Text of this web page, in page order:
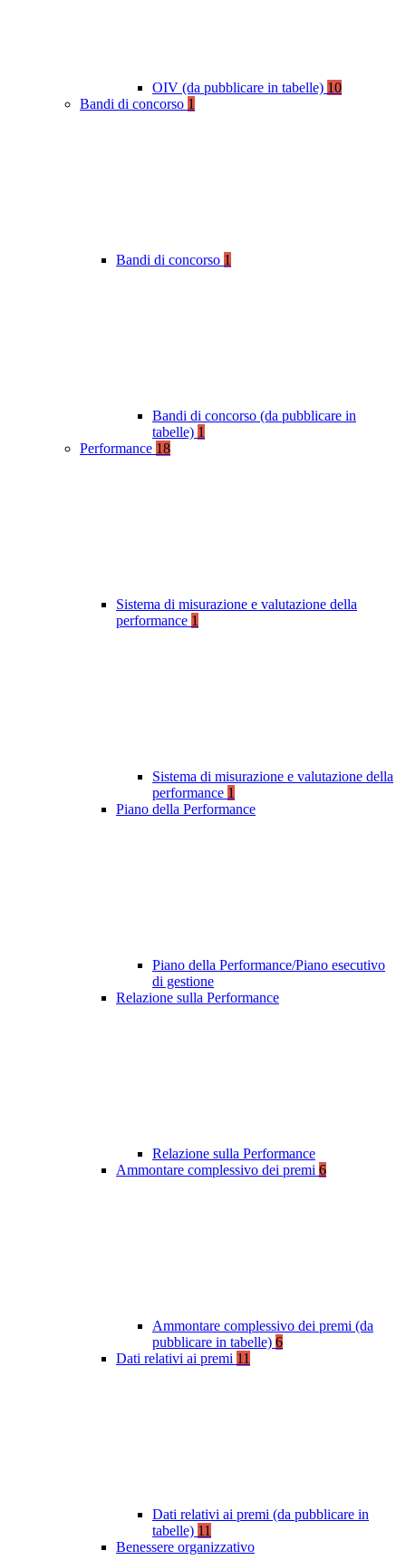
OIV (da pubblicare in tabelle) 10
Bandi di concorso 1
Bandi di concorso 1
Bandi di concorso (da pubblicare in
tabelle) 1
Performance 18
Sistema di misurazione e valutazione della
performance 1
Sistema di misurazione e valutazione della
performance 1
Piano della Performance
Piano della Performance/Piano esecutivo
di gestione
Relazione sulla Performance
Relazione sulla Performance
Ammontare complessivo dei premi 6
Ammontare complessivo dei premi (da
pubblicare in tabelle) 6
Dati relativi ai premi 11
Dati relativi ai premi (da pubblicare in
tabelle) 11
Benessere organizzativo